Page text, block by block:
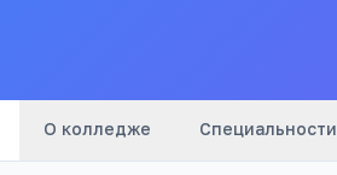
О колледже Специальности